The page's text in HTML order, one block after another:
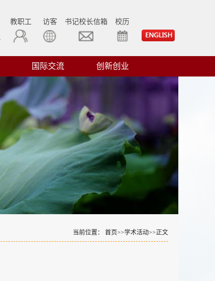
教职工 访客 书记校长信箱 校历
国际交流 创新创业
当前位置： 首页>>学术活动>>正文